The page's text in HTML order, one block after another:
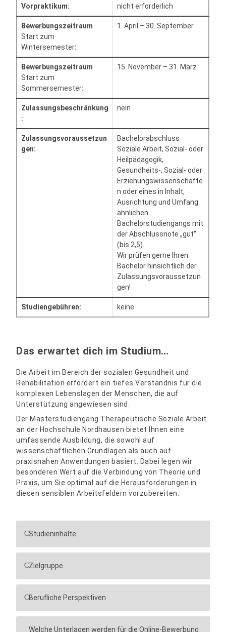
Vorpraktikum: nicht erforderlich
Bewerbungszeitraum
Start zum
Wintersemester:
1. April – 30. September
Bewerbungszeitraum
Start zum
Sommersemester:
15. November – 31. März
Zulassungsbeschränkung
:
nein
Zulassungsvoraussetzun
gen:
Bachelorabschluss
Soziale Arbeit, Sozial- oder
Heilpädagogik,
Gesundheits-, Sozial- oder
Erziehungswissenschafte
n oder eines in Inhalt,
Ausrichtung und Umfang
ähnlichen
Bachelorstudiengangs mit
der Abschlussnote „gut“
(bis 2,5).
Wir prüfen gerne Ihren
Bachelor hinsichtlich der
Zulassungsvoraussetzun
gen!
Studiengebühren: keine
Das erwartet dich im Studium…
Die Arbeit im Bereich der sozialen Gesundheit und
Rehabilitation erfordert ein tiefes Verständnis für die
komplexen Lebenslagen der Menschen, die auf
Unterstützung angewiesen sind.
Der Masterstudiengang Therapeutische Soziale Arbeit
an der Hochschule Nordhausen bietet Ihnen eine
umfassende Ausbildung, die sowohl auf
wissenschaftlichen Grundlagen als auch auf
praxisnahen Anwendungen basiert. Dabei legen wir
besonderen Wert auf die Verbindung von Theorie und
Praxis, um Sie optimal auf die Herausforderungen in
diesen sensiblen Arbeitsfeldern vorzubereiten.
Studieninhalte
Zielgruppe
Berufliche Perspektiven
Welche Unterlagen werden für die Online-Bewerbung